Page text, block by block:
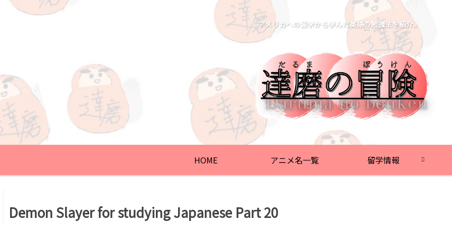
アメリカへの留学から学んだ英語の勉強法を紹介。
HOME アニメ名一覧 留学情報
Demon Slayer for studying Japanese Part 20